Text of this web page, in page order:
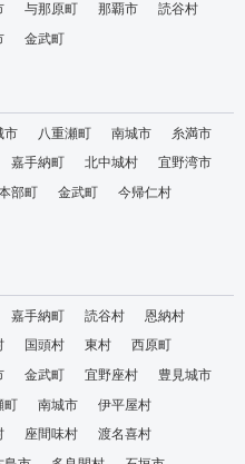
与那原町 那覇市
読谷村
金武町
市 八重瀬町 南城市
糸満市
嘉手納町 北中城村
宜野湾市
部町 金武町
今帰仁村
嘉手納町 読谷村
恩納村
国頭村 東村
西原町
金武町 宜野座村
豊見城市
町 南城市
伊平屋村
座間味村
渡名喜村